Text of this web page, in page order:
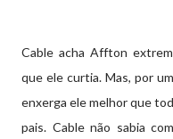
Cable acha Affton
que ele curtia. Mas, por
enxerga ele melhor que
pais. Cable não sabia